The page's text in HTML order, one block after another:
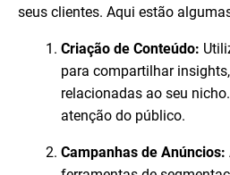
seus clientes. Aqui estão
Criação de Conteúdo:
para compartilhar
relacionadas ao seu
atenção do público.
Campanhas de Anúncios: